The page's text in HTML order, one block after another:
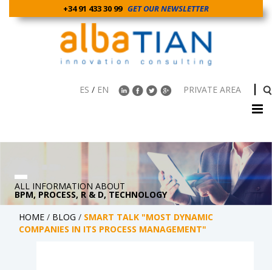
+34 91 433 30 99 GET OUR NEWSLETTER
ES / EN PRIVATE AREA
ALL INFORMATION ABOUT
BPM, PROCESS, R & D, TECHNOLOGY
HOME/ BLOG/ SMART TALK "MOST DYNAMIC
COMPANIES IN ITS PROCESS MANAGEMENT"